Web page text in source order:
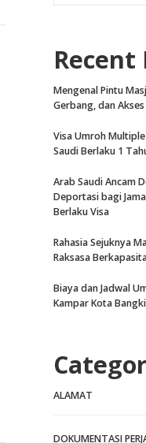
Recent
Mengenal Pintu
Gerbang, dan Akses
Visa Umroh
Saudi Berlaku 1
Arab Saudi Ancam
Deportasi bagi
Berlaku Visa
Rahasia Sejuknya
Raksasa
Biaya dan Jadwal
Kampar Kota
ALAMAT
DOKUMENTASI